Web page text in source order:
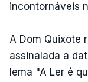
incontornáveis
A Dom Quixote
assinalada a
lema "A Ler é